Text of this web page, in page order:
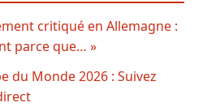
critiqué en Allemagne :
parce que… »
du Monde 2026 : Suivez